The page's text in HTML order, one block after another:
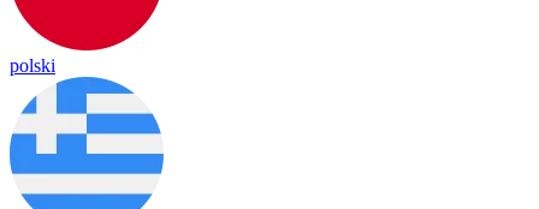
polski